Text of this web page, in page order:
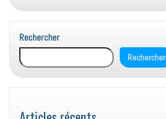
Rechercher
Rechercher